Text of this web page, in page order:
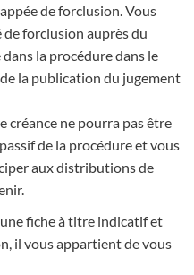
de forclusion. Vous
forclusion auprès du
la procédure dans le
la publication du jugement
créance ne pourra pas être
de la procédure et vous
aux distributions de
fiche à titre indicatif et
il vous appartient de vous